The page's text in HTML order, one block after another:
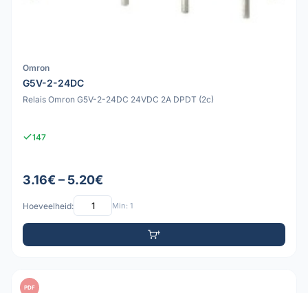
Omron
G5V-2-24DC
Relais Omron G5V-2-24DC 24VDC 2A DPDT (2c)
147
3.16€ – 5.20€
Hoeveelheid: Min: 1
PDF